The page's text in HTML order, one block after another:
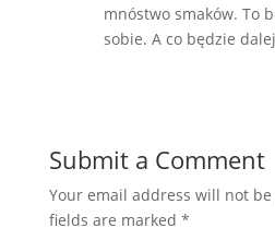
mnóstwo smaków. To
sobie. A co będzie
Submit a Comment
Your email address will not
fields are marked *